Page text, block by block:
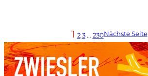
1 2 3 … 230Nächste Seite